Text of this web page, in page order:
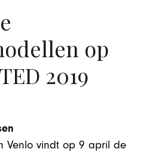
op
2019
Venlo vindt op 9 april de